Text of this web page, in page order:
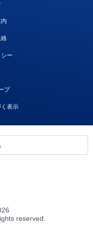
ー
プ
表示
reserved.